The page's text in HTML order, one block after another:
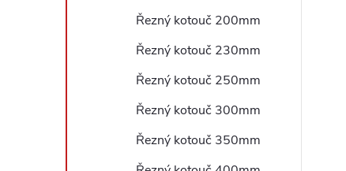
Řezný kotouč 200mm
Řezný kotouč 230mm
Řezný kotouč 250mm
Řezný kotouč 300mm
Řezný kotouč 350mm